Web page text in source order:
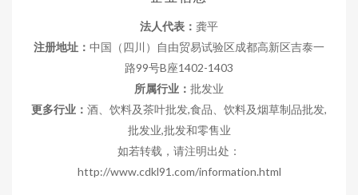
法人代表： 龚平
注册地址： 中国（四川）自由贸易试验区成都高新区吉泰一
路99号B座1402-1403
所属行业： 批发业
更多行业： 酒、饮料及茶叶批发,食品、饮料及烟草制品批发,
批发业,批发和零售业
如若转载，请注明出处：
http://www.cdkl91.com/information.html